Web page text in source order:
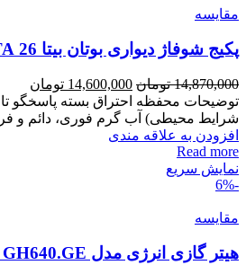
مقايسه
پکیج شوفاژ دیواری بوتان بیتا 26 BITA
14,870,000 تومان 14,600,000 تومان
شرایط محیطی) آب گرم فوری، دائم و
افزودن به علاقه مندی
Read more
نمایش سریع
-6%
مقايسه
هیتر گازی انرژی مدل GH640.GE فن آلمانی